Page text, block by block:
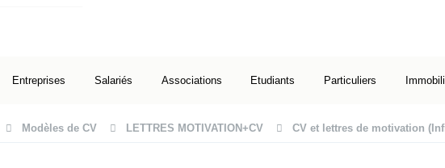
Entreprises Salariés Associations Etudiants Particuliers
Modèles de CV LETTRES MOTIVATION+CV CV et lettres de motivation